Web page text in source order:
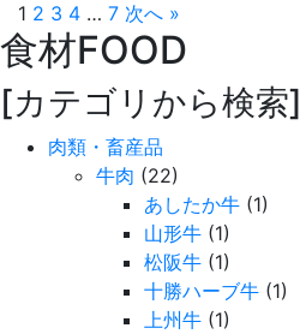
1 2 3 4 … 7 次へ »
食材FOOD
[カテゴリから検索]
肉類・畜産品
牛肉 (22)
あしたか牛 (1)
山形牛 (1)
松阪牛 (1)
十勝ハーブ牛 (1)
上州牛 (1)